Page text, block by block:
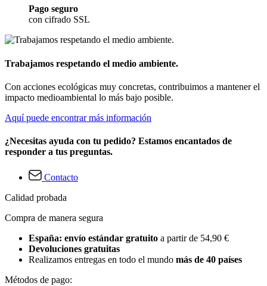
Pago seguro
con cifrado SSL
Trabajamos respetando el medio ambiente.
Con acciones ecológicas muy concretas, contribuimos a mantener el
impacto medioambiental lo más bajo posible.
Aquí puede encontrar más información
¿Necesitas ayuda con tu pedido? Estamos encantados de
responder a tus preguntas.
Contacto
Calidad probada
Compra de manera segura
España: envío estándar gratuito a partir de 54,90 €
Devoluciones gratuitas
Realizamos entregas en todo el mundo más de 40 países
Métodos de pago: